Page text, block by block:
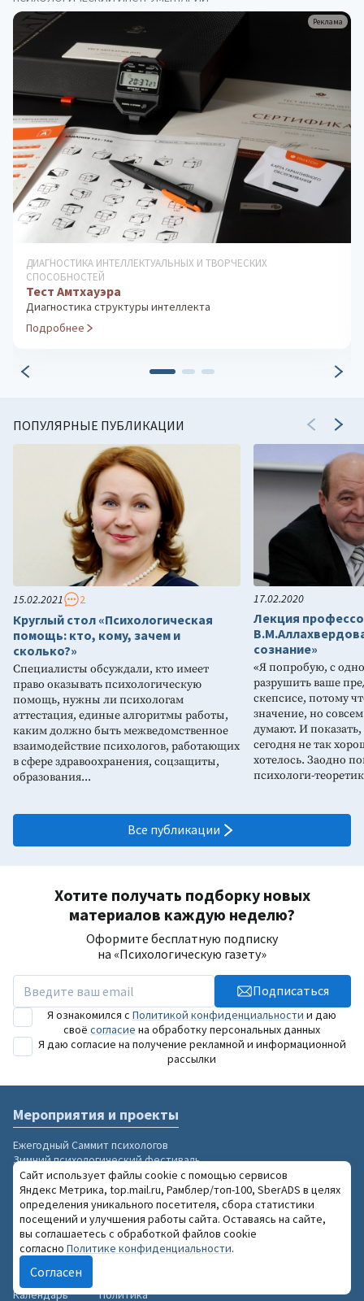
Реклама
ДИАГНОСТИКА ОСОБЕННОСТЕЙ ЛИЧНОСТИ
Проективная методика «Hand-тест»
Выявление склонности к деструктивному поведению
Подробнее
ПОПУЛЯРНЫЕ ПУБЛИКАЦИИ
15.02.2021 2
Круглый стол «Психологическая
помощь: кто, кому, зачем и
сколько?»
Специалисты обсуждали, кто имеет
право оказывать психологическую
помощь, нужны ли психологам
аттестация, единые алгоритмы работы,
каким должно быть межведомственное
взаимодействие психологов, работающих
в сфере здравоохранения, соцзащиты,
образования...
17.02.2020
Лекция
сознание»
«Я попробую, с
разрушить ваше
скепсисе, потому
значение, но
думают. И
сегодня не так
хотелось. Заодно
психологи-
Все публикации
Хотите получать подборку новых
материалов каждую неделю?
Оформите бесплатную подписку
на «Психологическую газету»
Подписаться
Я ознакомился с Политикой конфиденциальности и даю
своё согласие на обработку персональных данных
Я даю согласие на получение рекламной и информационной
рассылки
Мероприятия и проекты
Ежегодный Саммит психологов
Зимний психологический фестиваль
Национальный конкурс «Золотая Психея»
Рубрики
Публикации
Кто есть кто
Инструментарий
Организации
Справочник
Календарь
Издание
Подписка на рассылку
Мобильное приложение
Информация об издании
Политика
Сайт использует файлы cookie с помощью сервисов
Яндекс Метрика, top.mail.ru, Рамблер/топ-100, SberADS в целях
определения уникального посетителя, сбора статистики
посещений и улучшения работы сайта. Оставаясь на сайте,
вы соглашаетесь с обработкой файлов cookie
согласно Политике конфиденциальности.
Согласен